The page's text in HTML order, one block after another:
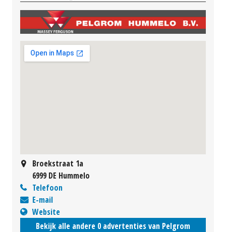
Broekstraat 1a
6999 DE Hummelo
Telefoon
E-mail
Website
Bekijk alle andere 0 advertenties van Pelgrom